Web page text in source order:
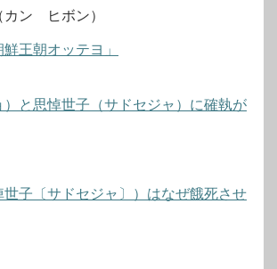
ン ヒボン）
鮮王朝オッテヨ」
と思悼世子（サドセジャ）に確執が
世子〔サドセジャ〕）はなぜ餓死させ